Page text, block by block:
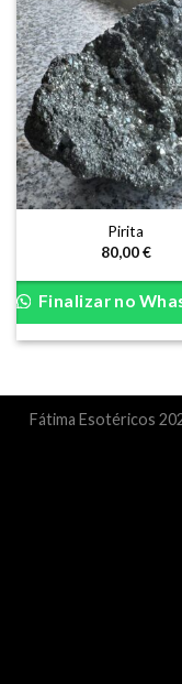
Pirita
80,00€
Finalizar no
Fátima Esotéricos